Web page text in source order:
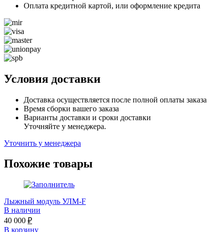
Оплата кредитной картой, или оформление кредита
Условия доставки
Доставка осуществляется после полной оплаты заказа
Время сборки вашего заказа
Варианты доставки и сроки доставки
Уточняйте у менеджера.
Уточнить у менеджера
Похожие товары
Лыжный модуль УЛМ-F
В наличии
40 000 ₽
В корзину